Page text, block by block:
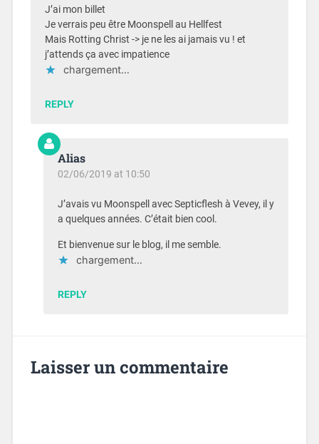
J’ai mon billet
Je verrais peu être Moonspell au Hellfest
Mais Rotting Christ -> je ne les ai jamais vu ! et
j’attends ça avec impatience
chargement…
REPLY
Alias
02/06/2019 at 10:50
J’avais vu Moonspell avec Septicflesh à Vevey, il y
a quelques années. C’était bien cool.
Et bienvenue sur le blog, il me semble.
chargement…
REPLY
Laisser un commentaire